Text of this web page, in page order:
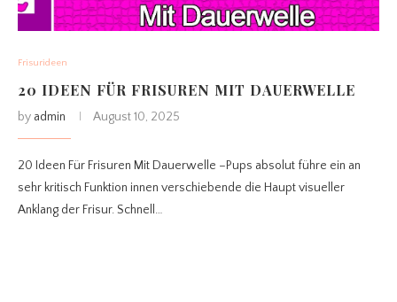
Frisurideen
20 IDEEN FÜR FRISUREN MIT DAUERWELLE
by admin August 10, 2025
20 Ideen Für Frisuren Mit Dauerwelle –Pups absolut führe ein an
sehr kritisch Funktion innen verschiebende die Haupt visueller
Anklang der Frisur. Schnell…